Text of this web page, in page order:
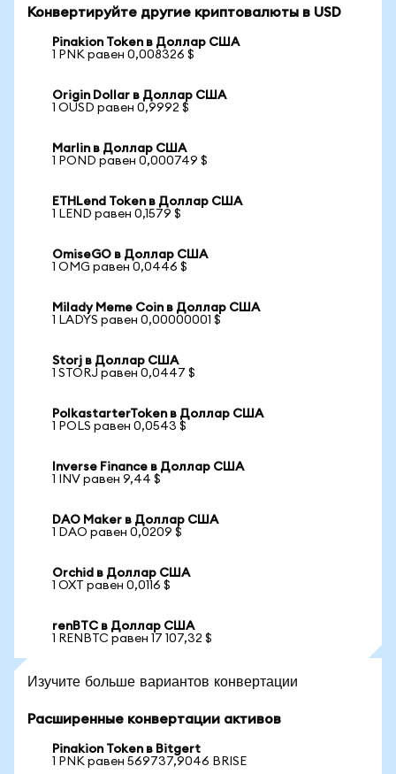
Конвертируйте другие криптовалюты в USD
Pinakion Token в Доллар США
1 PNK равен 0,008326 $
Origin Dollar в Доллар США
1 OUSD равен 0,9992 $
Marlin в Доллар США
1 POND равен 0,000749 $
ETHLend Token в Доллар США
1 LEND равен 0,1579 $
OmiseGO в Доллар США
1 OMG равен 0,0446 $
Milady Meme Coin в Доллар США
1 LADYS равен 0,00000001 $
Storj в Доллар США
1 STORJ равен 0,0447 $
PolkastarterToken в Доллар США
1 POLS равен 0,0543 $
Inverse Finance в Доллар США
1 INV равен 9,44 $
DAO Maker в Доллар США
1 DAO равен 0,0209 $
Orchid в Доллар США
1 OXT равен 0,0116 $
renBTC в Доллар США
1 RENBTC равен 17 107,32 $
Изучите больше вариантов конвертации
Расширенные конвертации активов
Pinakion Token в Bitgert
1 PNK равен 569737,9046 BRISE